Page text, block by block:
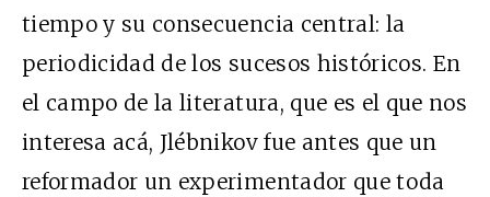
tiempo y su consecuencia central: la
periodicidad de los sucesos históricos. En
el campo de la literatura, que es el que nos
interesa acá, Jlébnikov fue antes que un
reformador un experimentador que toda